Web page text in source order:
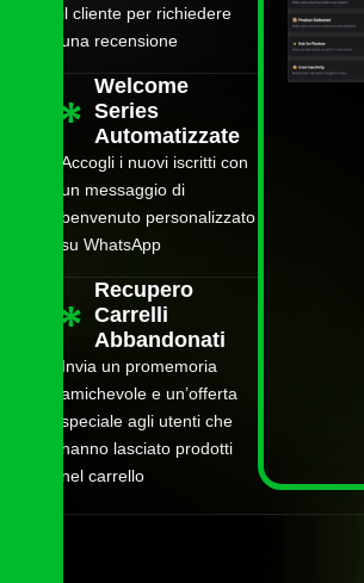
il cliente per richiedere
una recensione
Welcome
Series
Automatizzate
Accogli i nuovi iscritti con
un messaggio di
benvenuto personalizzato
su WhatsApp
Recupero
Carrelli
Abbandonati
Invia un promemoria
amichevole e un’offerta
speciale agli utenti che
hanno lasciato prodotti
nel carrello